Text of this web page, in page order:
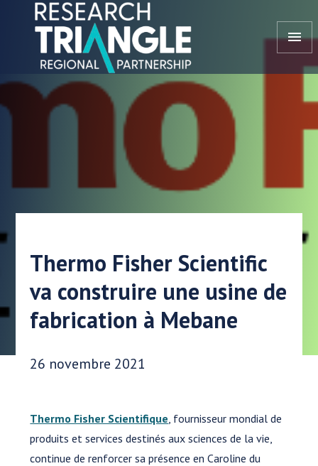
Aller au contenu
menu
Thermo Fisher Scientific
va construire une usine de
fabrication à Mebane
Date publiée:
26 novembre 2021
Thermo Fisher Scientifique , fournisseur mondial de
produits et services destinés aux sciences de la vie,
continue de renforcer sa présence en Caroline du